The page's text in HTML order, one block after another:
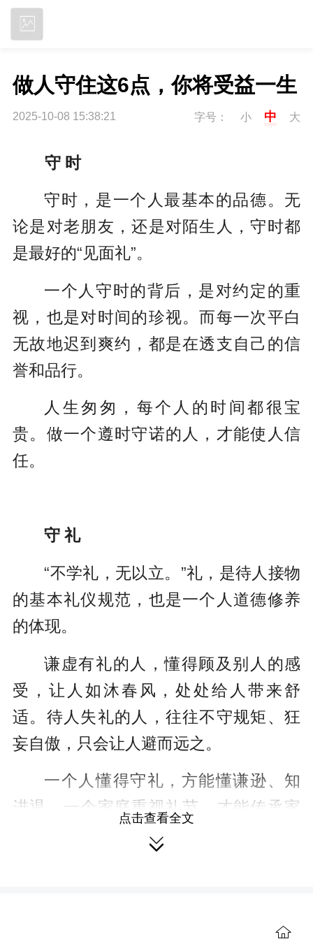
做人守住这6点，你将受益一生
2025-10-08 15:38:21 字号： 小 中 大
守 时
守时，是一个人最基本的品德。无
论是对老朋友，还是对陌生人，守时都
是最好的“见面礼”。
一个人守时的背后，是对约定的重
视，也是对时间的珍视。而每一次平白
无故地迟到爽约，都是在透支自己的信
誉和品行。
人生匆匆，每个人的时间都很宝
贵。做一个遵时守诺的人，才能使人信
任。
守 礼
“不学礼，无以立。”礼，是待人接物
的基本礼仪规范，也是一个人道德修养
的体现。
谦虚有礼的人，懂得顾及别人的感
受，让人如沐春风，处处给人带来舒
适。待人失礼的人，往往不守规矩、狂
妄自傲，只会让人避而远之。
一个人懂得守礼，方能懂谦逊、知
进退。一个家庭重视礼节，才能传承家
点击查看全文
